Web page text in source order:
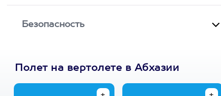
Безопасность
Полет на вертолете в Абхазии